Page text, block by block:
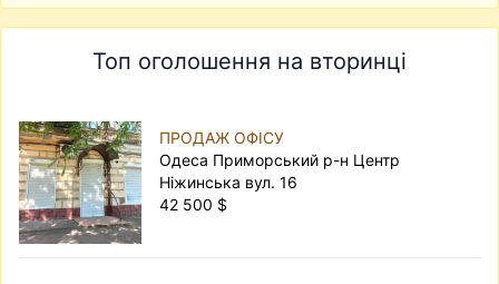
Топ оголошення на вторинці
ПРОДАЖ ОФІСУ
Одеса Приморський р-н Центр
Ніжинська вул. 16
42 500 $